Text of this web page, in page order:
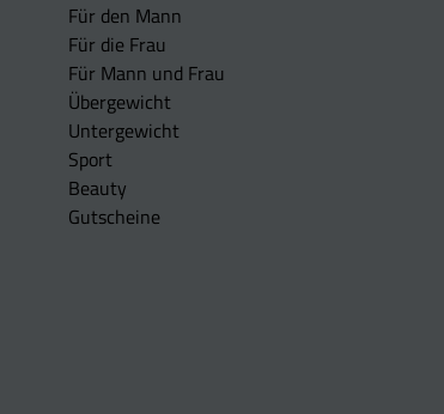
Für den Mann
Für die Frau
Für Mann und Frau
Übergewicht
Untergewicht
Sport
Beauty
Gutscheine